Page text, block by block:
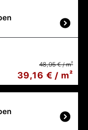
48,95 € / m²
39,16 € / m²